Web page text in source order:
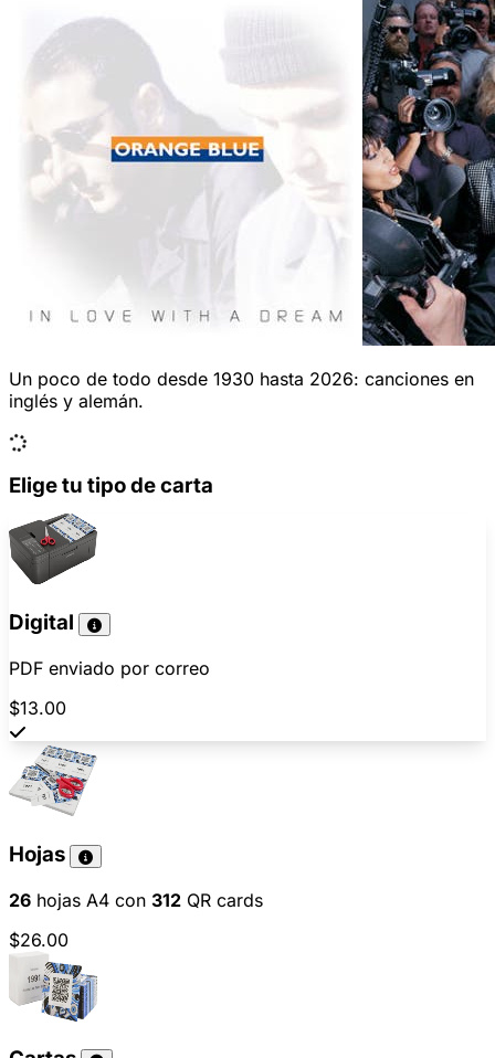
Un poco de todo desde 1930 hasta 2026: canciones en
inglés y alemán.
Elige tu tipo de carta
Digital
PDF enviado por correo
$13.00
Hojas
26 hojas A4 con 312 QR cards
$26.00